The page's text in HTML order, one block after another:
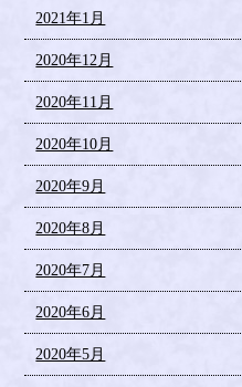
2021年1月
2020年12月
2020年11月
2020年10月
2020年9月
2020年8月
2020年7月
2020年6月
2020年5月